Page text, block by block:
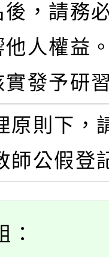
後，請務
他人權益
實發予研
原則下，
師公假登
：